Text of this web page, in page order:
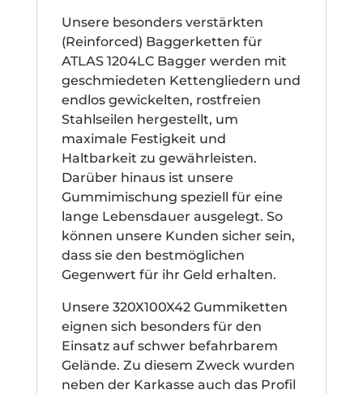
Unsere besonders verstärkten
(Reinforced) Baggerketten für
ATLAS 1204LC Bagger werden mit
geschmiedeten Kettengliedern und
endlos gewickelten, rostfreien
Stahlseilen hergestellt, um
maximale Festigkeit und
Haltbarkeit zu gewährleisten.
Darüber hinaus ist unsere
Gummimischung speziell für eine
lange Lebensdauer ausgelegt. So
können unsere Kunden sicher sein,
dass sie den bestmöglichen
Gegenwert für ihr Geld erhalten.
Unsere 320X100X42 Gummiketten
eignen sich besonders für den
Einsatz auf schwer befahrbarem
Gelände. Zu diesem Zweck wurden
neben der Karkasse auch das Profil